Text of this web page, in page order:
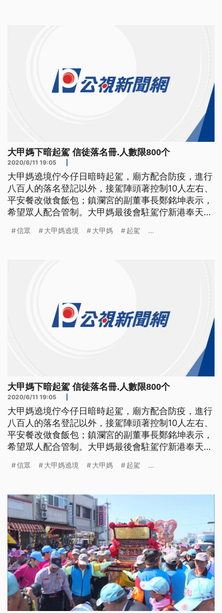
大甲媽下暗起駕 信徒落名冊.人數限800个
2020/6/11 19:05
大甲媽遶境佇今仔日暗時起駕，廟方配合防疫，進行
八百人的落名登記以外，接駕陣頭著控制10人左右、
平安餐改做食飯包；鎮瀾宮的副董事長鄭銘坤表示，
希望眾人配合管制。大甲媽最後會駐駕佇新港奉天
人數管制的問題恐驚是真困難。 騎樓人龍排得滿
信眾 大甲媽遶境 大甲媽 起駕 ...
大甲媽下暗起駕 信徒落名冊.人數限800个
2020/6/11 19:05
大甲媽遶境佇今仔日暗時起駕，廟方配合防疫，進行
八百人的落名登記以外，接駕陣頭著控制10人左右、
平安餐改做食飯包；鎮瀾宮的副董事長鄭銘坤表示，
希望眾人配合管制。大甲媽最後會駐駕佇新港奉天
人數管制的問題恐驚是真困難。 騎樓人龍排得滿
甲媽遶境11號晚間起駕，今年要求信眾實名登記，人
數控管在八百人，信眾體諒配合防疫
信眾 大甲媽遶境 大甲媽 起駕 ...